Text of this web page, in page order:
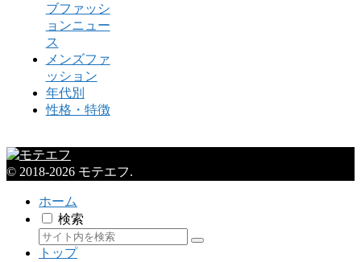
ブファッシ
ョンニュー
ス
メンズファ
ッション
年代別
性格・特徴
© 2018-2026 モテエフ.
ホーム
検索
トップ